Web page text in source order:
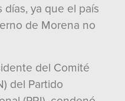
ya que el país
de Morena no
del Comité
del Partido